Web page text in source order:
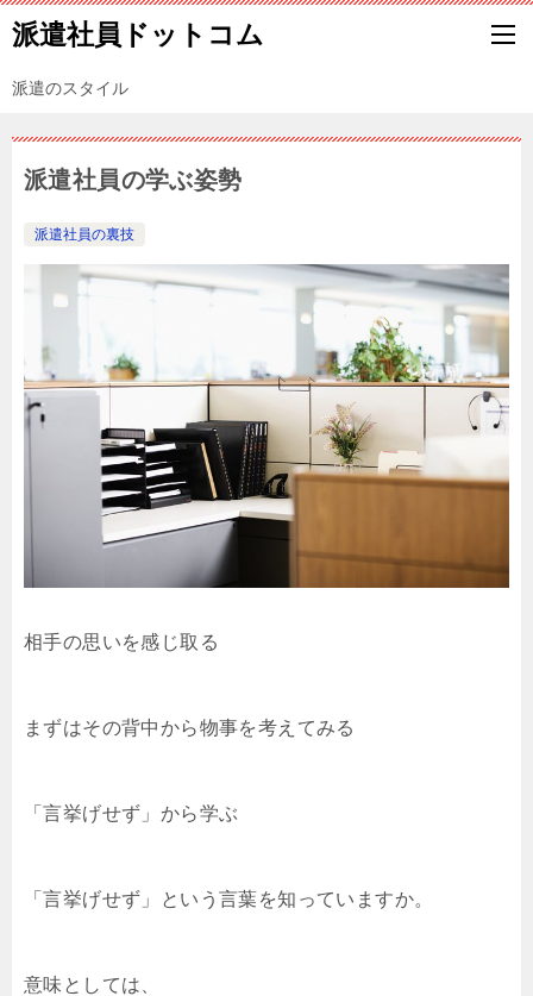
派遣社員ドットコム
派遣のスタイル
派遣社員の学ぶ姿勢
派遣社員の裏技
相手の思いを感じ取る
まずはその背中から物事を考えてみる
「言挙げせず」から学ぶ
「言挙げせず」という言葉を知っていますか。
意味としては、